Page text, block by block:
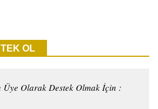
OL
Üye Olarak Destek Olmak İçin :